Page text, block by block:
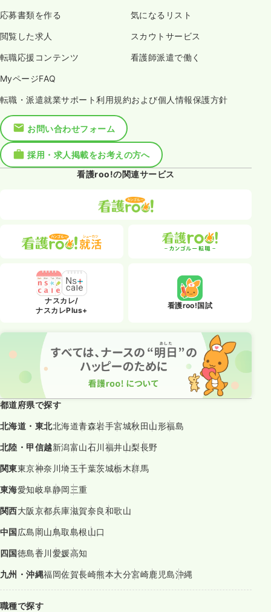
応募書類を作る 気になるリスト
閲覧した求人 スカウトサービス
転職応援コンテンツ 看護師派遣で働く
MyページFAQ
転職・派遣就業サポート利用規約および個人情報保護方針
お問い合わせフォーム
採用・求人掲載をお考えの方へ
看護roo!の関連サービス
ナスカレ/
ナスカレPlus+
看護roo!国試
都道府県で探す
北海道・東北北海道青森岩手宮城秋田山形福島
北陸・甲信越新潟富山石川福井山梨長野
関東東京神奈川埼玉千葉茨城栃木群馬
東海愛知岐阜静岡三重
関西大阪京都兵庫滋賀奈良和歌山
中国広島岡山鳥取島根山口
四国徳島香川愛媛高知
九州・沖縄福岡佐賀長崎熊本大分宮崎鹿児島沖縄
職種で探す